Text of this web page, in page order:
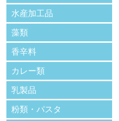
水産加工品
藻類
香辛料
カレー類
乳製品
粉類・パスタ